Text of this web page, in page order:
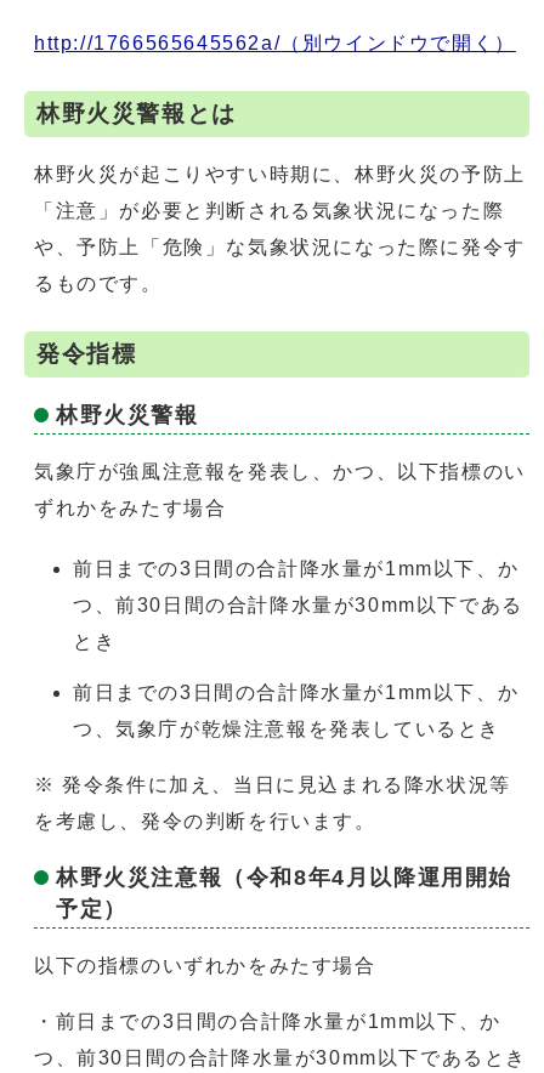
http://1766565645562a/ （別ウインドウで開く）
林野火災警報とは
林野火災が起こりやすい時期に、林野火災の予防上
「注意」が必要と判断される気象状況になった際
や、予防上「危険」な気象状況になった際に発令す
るものです。
発令指標
林野火災警報
気象庁が強風注意報を発表し、かつ、以下指標のい
ずれかをみたす場合
前日までの3日間の合計降水量が1mm以下、か
つ、前30日間の合計降水量が30mm以下である
とき
前日までの3日間の合計降水量が1mm以下、か
つ、気象庁が乾燥注意報を発表しているとき
※ 発令条件に加え、当日に見込まれる降水状況等
を考慮し、発令の判断を行います。
林野火災注意報（令和8年4月以降運用開始
予定）
以下の指標のいずれかをみたす場合
・前日までの3日間の合計降水量が1mm以下、か
つ、前30日間の合計降水量が30mm以下であるとき